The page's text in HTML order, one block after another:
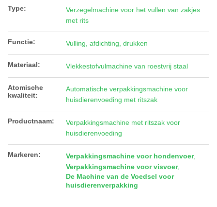
Type:
Verzegelmachine voor het vullen van zakjes
met rits
Functie: Vulling, afdichting, drukken
Materiaal: Vlekkestofvulmachine van roestvrij staal
Atomische
kwaliteit:
Automatische verpakkingsmachine voor
huisdierenvoeding met ritszak
Productnaam:
Verpakkingsmachine met ritszak voor
huisdierenvoeding
Markeren: Verpakkingsmachine voor hondenvoer,
Verpakkingsmachine voor visvoer,
De Machine van de Voedsel voor
huisdierenverpakking